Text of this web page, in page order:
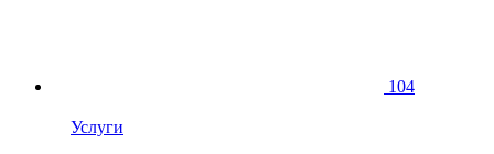
104
Услуги